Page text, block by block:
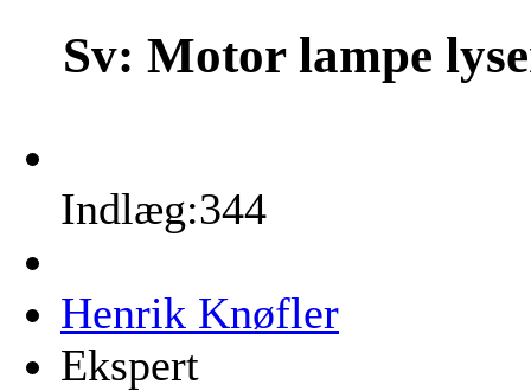
Sv: Motor lampe
Indlæg:344
Henrik Knøfler
Ekspert